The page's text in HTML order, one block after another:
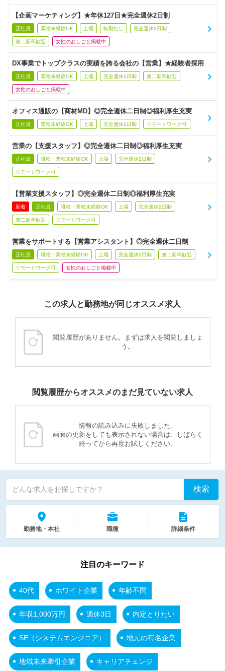
【企画マーケティング】★年休127日★完全週休2日制
正社員 業種未経験OK 上場 転勤なし 完全週休2日制
第二新卒歓迎 女性のおしごと掲載中
DX事業でトップクラスの実績を誇る会社の【営業】★経験者採用
正社員 業種未経験OK 上場 完全週休2日制 第二新卒歓迎
女性のおしごと掲載中
オフィス通販の【商材MD】◎完全週休二日制◎福利厚生充実
正社員 業種未経験OK 上場 完全週休2日制 リモートワーク可
営業の【支援スタッフ】◎完全週休二日制◎福利厚生充実
正社員 職種・業種未経験OK 上場 完全週休2日制
リモートワーク可
【営業支援スタッフ】◎完全週休二日制◎福利厚生充実
新着 正社員 職種・業種未経験OK 上場 完全週休2日制
第二新卒歓迎 リモートワーク可
営業をサポートする【営業アシスタント】◎完全週休二日制
正社員 職種・業種未経験OK 上場 完全週休2日制 第二新卒歓迎
リモートワーク可 女性のおしごと掲載中
この求人と勤務地が同じオススメ求人
閲覧履歴がありません。まずは求人を閲覧しましょ
う。
閲覧履歴からオススメのまだ見ていない求人
情報の読み込みに失敗しました。
画面の更新をしても表示されない場合は、しばらく
経ってから再度お試しください。
どんな求人をお探しですか？ 検索
勤務地・本社 職種 詳細条件
注目のキーワード
40代 ホワイト企業 年齢不問
年収1,000万円 週休3日 内定とりたい
SE（システムエンジニア） 地元の有名企業
地域未来牽引企業 キャリアチェンジ